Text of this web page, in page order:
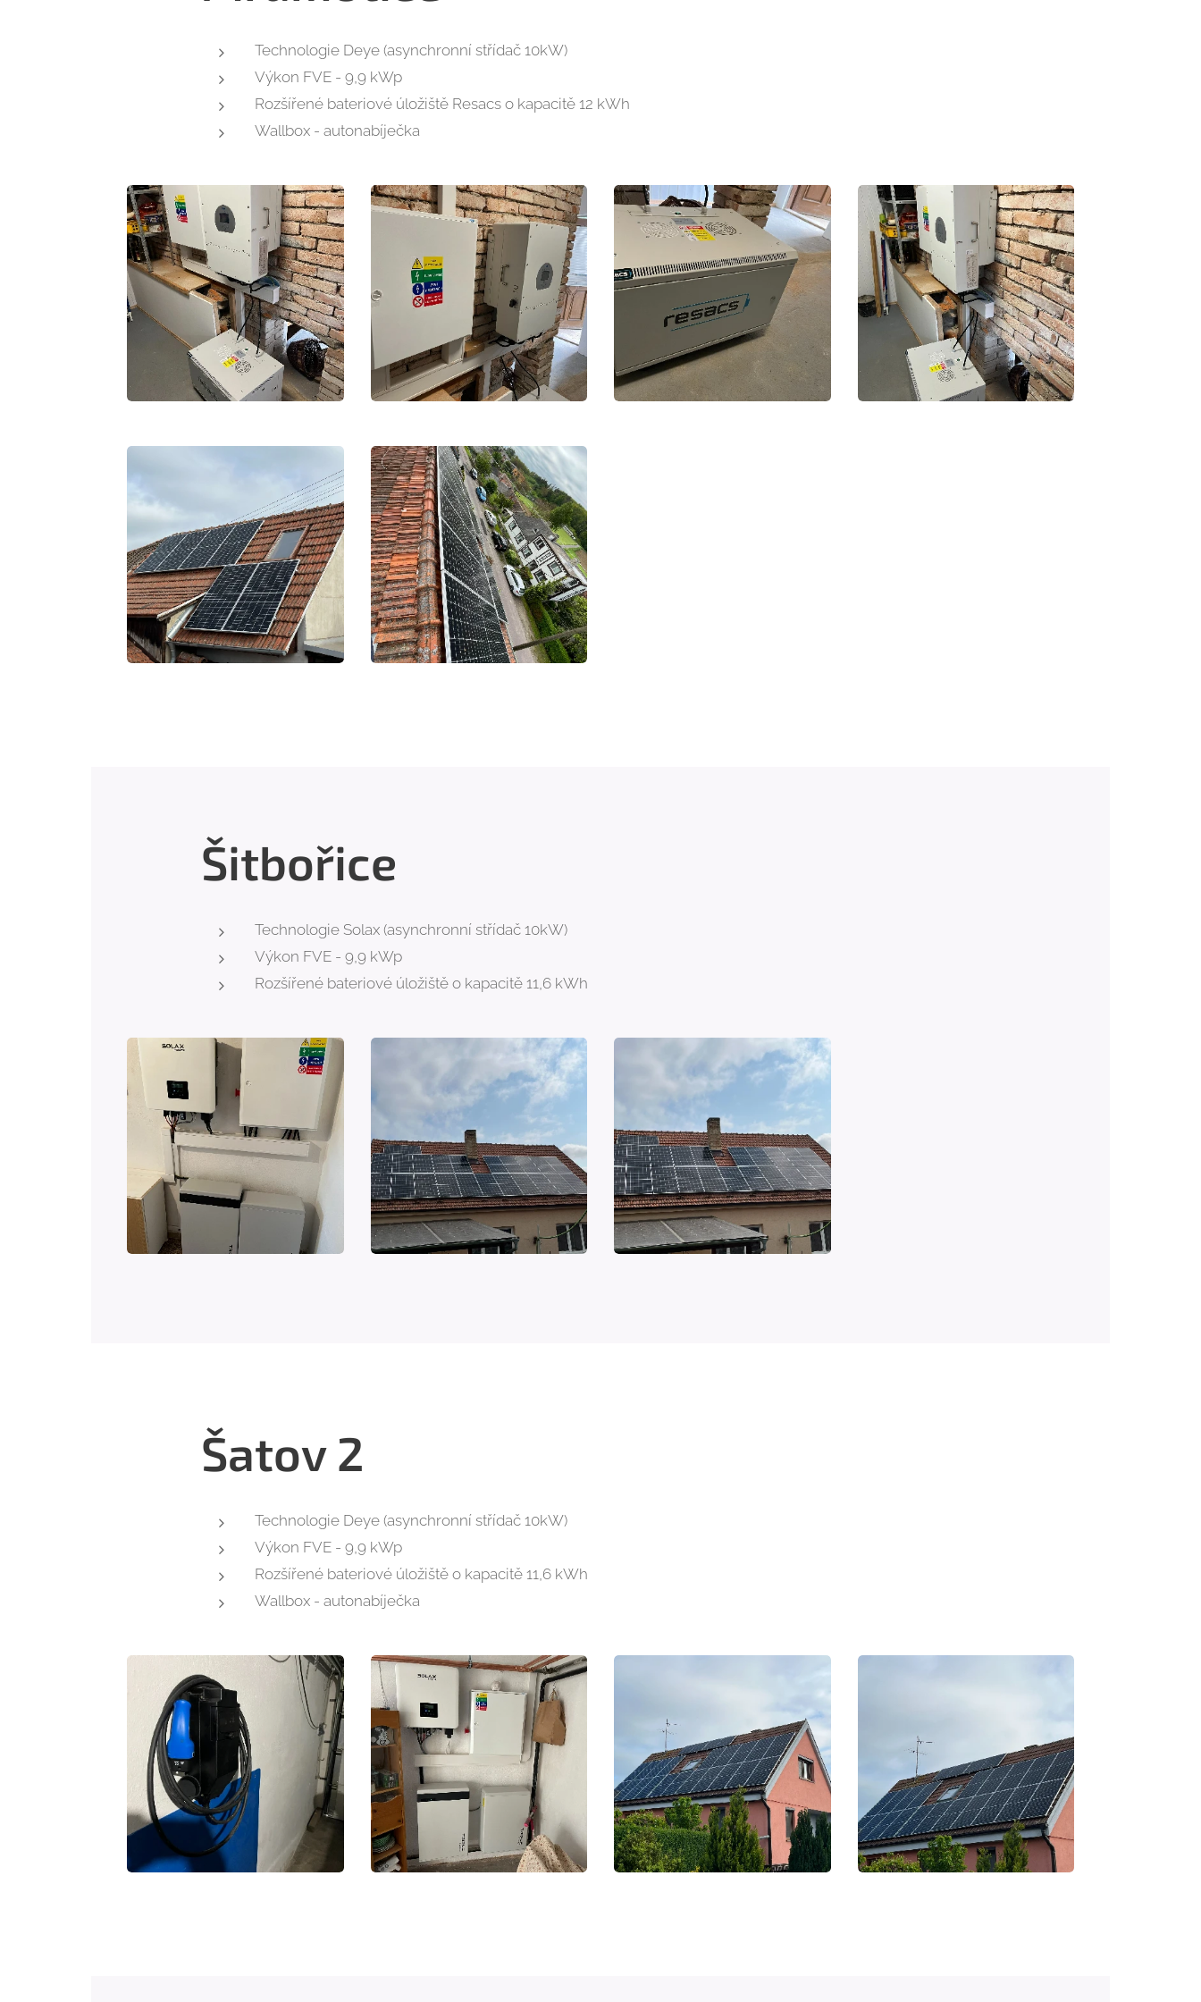
Technologie Deye (asynchronní střídač 10kW)
Výkon FVE - 9,9 kWp
Rozšířené bateriové úložiště Resacs o kapacitě 12 kWh
Wallbox - autonabíječka
Šitbořice
Technologie Solax (asynchronní střídač 10kW)
Výkon FVE - 9,9 kWp
Rozšířené bateriové úložiště o kapacitě 11,6 kWh
Šatov 2
Technologie Deye (asynchronní střídač 10kW)
Výkon FVE - 9,9 kWp
Rozšířené bateriové úložiště o kapacitě 11,6 kWh
Wallbox - autonabíječka